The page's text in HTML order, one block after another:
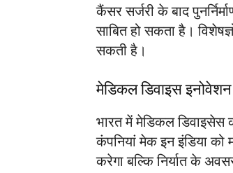
कैंसर सर्जरी के बाद
साबित हो सकता है।
सकती है।
मेडिकल डिवाइस
भारत में मेडिकल डिवाइसेस
कंपनियां मेक इन इंडिया
करेगा बल्कि निर्यात के